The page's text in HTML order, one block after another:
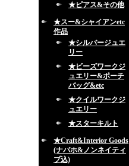
★ピアス&その他
★スー&シャイアンetc
作品
★シルバージュエ
リー
★ビーズワークジ
ュエリー&ポーチ
バッグ&etc
★クイルワークジ
ュエリー
★スターキルト
★Craft&Interior Goods
(ナバホ&ノンネイティ
ブ込)